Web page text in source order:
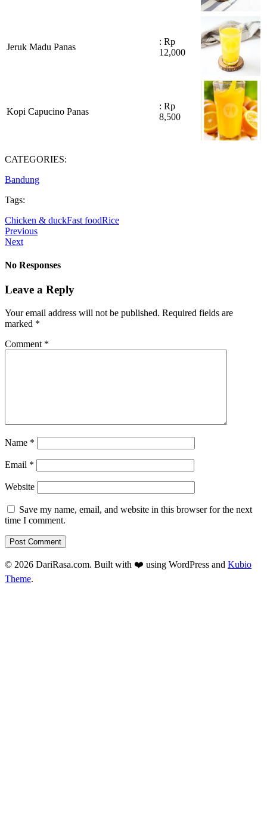
Jeruk Madu Panas
: Rp
12,000
Kopi Capucino Panas
: Rp
8,500
CATEGORIES:
Bandung
Tags:
Chicken & duckFast foodRice
Previous
Next
No Responses
Leave a Reply
Your email address will not be published. Required fields are
marked *
Comment *
Name *
Email *
Website
Save my name, email, and website in this browser for the next
time I comment.
© 2026 DariRasa.com. Built with ❤️ using WordPress and Kubio
Theme.